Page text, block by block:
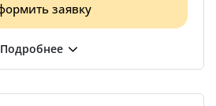
заявку